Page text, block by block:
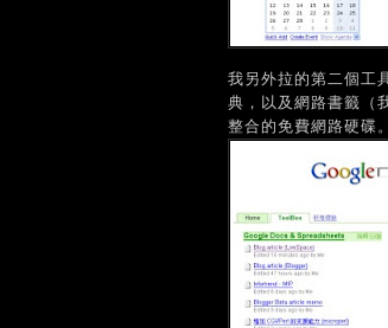
我另外拉的第二個工
典，以及網路書籤（
整合的免費網路硬碟